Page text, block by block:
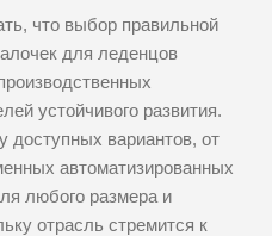
что выбор правильной
для леденцов
устойчивого развития.
доступных вариантов, от
автоматизированных
любого размера и
отрасль стремится к